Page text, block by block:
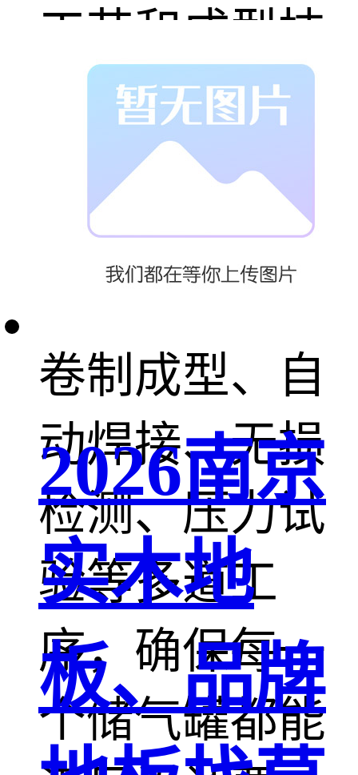
工艺和成型技
术。罐体采用
优质碳钢或不
锈钢板材，经
卷制成型、自
动焊接、无损
检测、压力试
验等多道工
序，确保每一
个储气罐都能
2026南京
实木地
板、品牌